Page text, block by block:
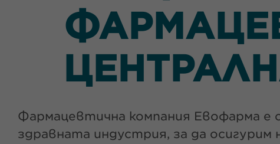
Фармацевтична компания Евофарма e
здравната индустрия, за да